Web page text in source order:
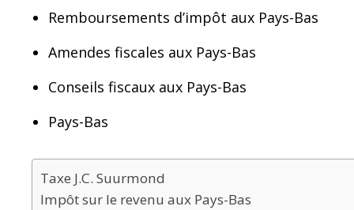
Remboursements d’impôt aux Pays-Bas
Amendes fiscales aux Pays-Bas
Conseils fiscaux aux Pays-Bas
Pays-Bas
Taxe J.C. Suurmond
Impôt sur le revenu aux Pays-Bas